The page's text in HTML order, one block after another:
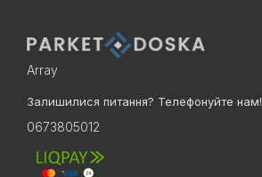
Array
Залишилися питання? Телефонуйте нам!
0673805012